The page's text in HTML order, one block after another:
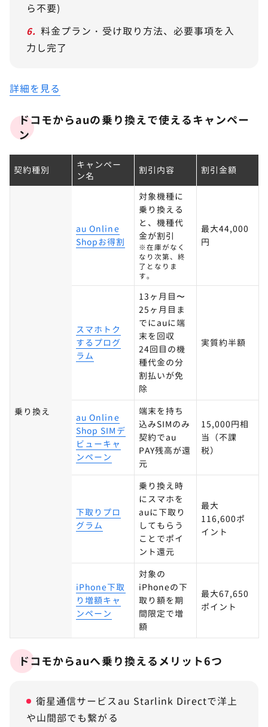
ら不要)
料金プラン・受け取り方法、必要事項を入
力し完了
詳細を見る
ドコモからauの乗り換えで使えるキャンペー
ン
契約種別
キャンペー
ン名
割引内容 割引金額
乗り換え
au Online
Shopお得割
対象機種に
乗り換える
と、機種代
金が割引
※在庫がなく
なり次第、終
了となりま
す。
最大44,000
円
スマホトク
するプログ
ラム
13ヶ月目〜
25ヶ月目ま
でにauに端
末を回収
24回目の機
種代金の分
割払いが免
除
実質約半額
au Online
Shop SIMデ
ビューキャ
ンペーン
端末を持ち
込みSIMのみ
契約でau
PAY残高が還
元
15,000円相
当（不課
税）
下取りプロ
グラム
乗り換え時
にスマホを
auに下取り
してもらう
ことでポイ
ント還元
最大
116,600ポ
イント
iPhone下取
り増額キャ
ンペーン
対象の
iPhoneの下
取り額を期
間限定で増
額
最大67,650
ポイント
ドコモからauへ乗り換えるメリット6つ
衛星通信サービスau Starlink Directで洋上
や山間部でも繋がる